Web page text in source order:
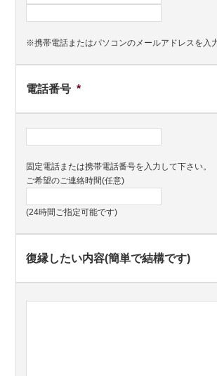
※携帯電話またはパソコンのメールアドレスを入
電話番号 *
固定電話または携帯電話番号を入力して下さい。
ご希望のご連絡時間(任意)
(24時間ご指定可能です)
復縁したい内容(簡単で結構です)